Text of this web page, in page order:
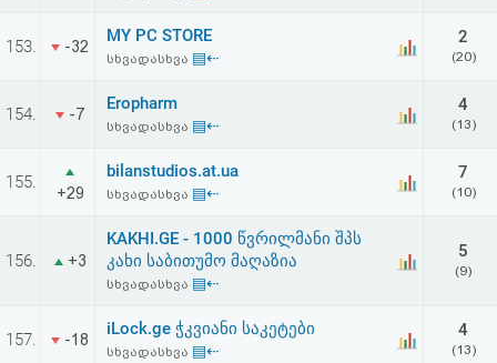
153. -32
MY PC STORE
სხვადასხვა ▤⇠
2
(20)
154. -7
Eropharm
სხვადასხვა ▤⇠
4
(13)
155.
+29
bilanstudios.at.ua
სხვადასხვა ▤⇠
7
(10)
156. +3
KAKHI.GE - 1000 წვრილმანი შპს
კახი საბითუმო მაღაზია
სხვადასხვა ▤⇠
5
(9)
157. -18
iLock.ge ჭკვიანი საკეტები
სხვადასხვა ▤⇠
4
(13)